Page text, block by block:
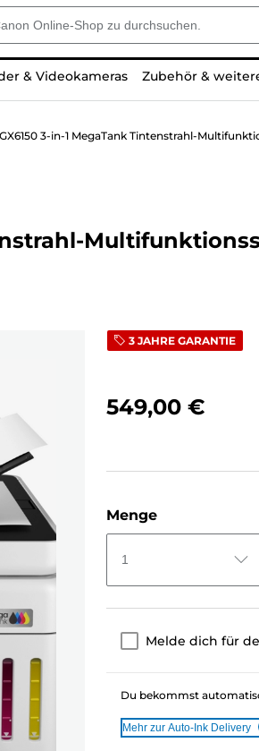
& Videokameras Zubehör &
3-in-1 MegaTank Tintenstrahl-
3 JAHRE GARANTIE
549,00 €
Menge
1
Melde dich für
Du bekommst
Mehr zur Auto-Ink Delivery